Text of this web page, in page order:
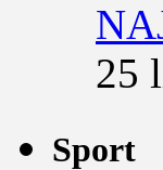
25
Sport